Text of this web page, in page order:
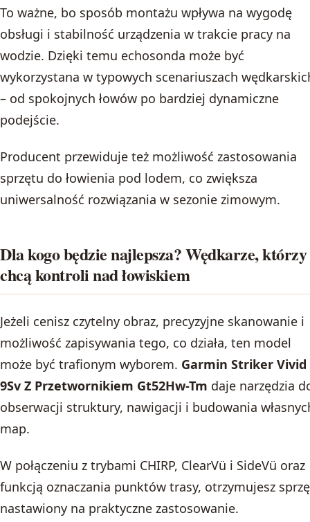
To ważne, bo sposób montażu wpływa na wygodę
obsługi i stabilność urządzenia w trakcie pracy na
wodzie. Dzięki temu echosonda może być
wykorzystana w typowych scenariuszach
– od spokojnych łowów po bardziej dynamiczne
podejście.
Producent przewiduje też możliwość zastosowania
sprzętu do łowienia pod lodem, co zwiększa
uniwersalność rozwiązania w sezonie zimowym.
Dla kogo będzie najlepsza? Wędkarze, którzy
chcą kontroli nad łowiskiem
Jeżeli cenisz czytelny obraz, precyzyjne skanowanie i
możliwość zapisywania tego, co działa, ten model
może być trafionym wyborem. Garmin Striker Vivid
9Sv Z Przetwornikiem Gt52Hw-Tm daje narzędzia
obserwacji struktury, nawigacji i budowania
map.
W połączeniu z trybami CHIRP, ClearVü i SideVü oraz
funkcją oznaczania punktów trasy, otrzymujesz
nastawiony na praktyczne zastosowanie.